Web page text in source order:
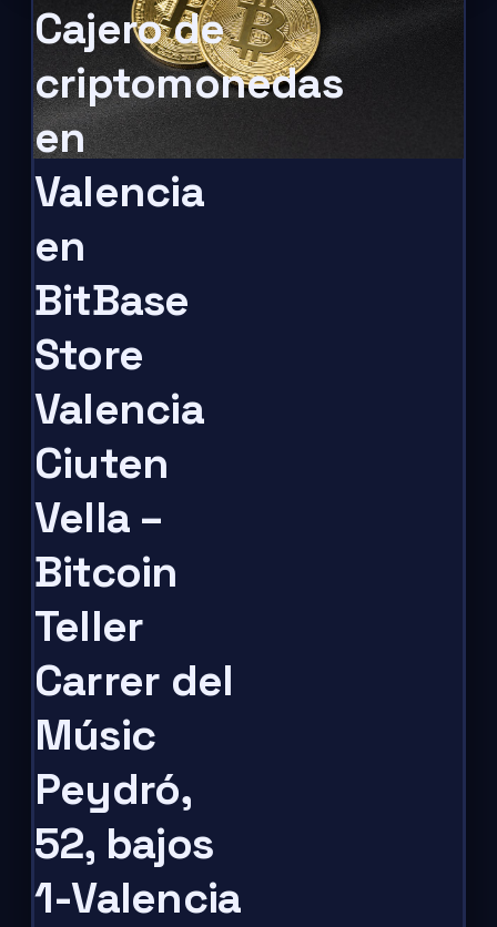
Cajero de
criptomonedas
en
Valencia
en
BitBase
Store
Valencia
Ciuten
Vella –
Bitcoin
Teller
Carrer del
Músic
Peydró,
52, bajos
1-Valencia